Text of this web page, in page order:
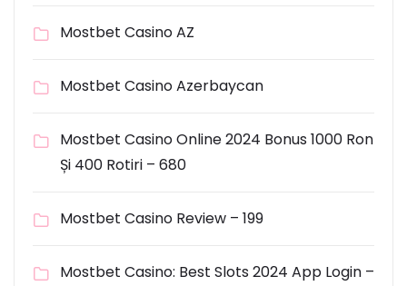
Mostbet Casino AZ
Mostbet Casino Azerbaycan
Mostbet Casino Online 2024 Bonus 1000 Ron
Și 400 Rotiri – 680
Mostbet Casino Review – 199
Mostbet Casino: Best Slots 2024 App Login –